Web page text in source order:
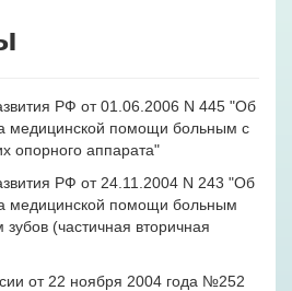
РФ от 01.06.2006 N 445 "Об
медицинской помощи больным с
опорного аппарата"
РФ от 24.11.2004 N 243 "Об
медицинской помощи больным
зубов (частичная вторичная
от 22 ноября 2004 года №252